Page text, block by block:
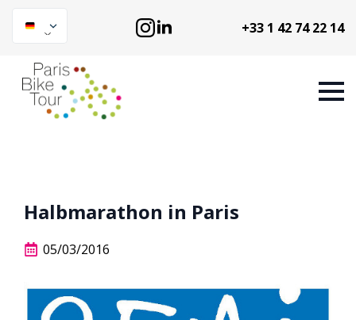
+33 1 42 74 22 14
Halbmarathon in Paris
05/03/2016